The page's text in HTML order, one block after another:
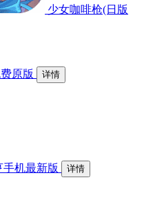
少女咖啡枪(日版
原版 详情
手机最新版 详情